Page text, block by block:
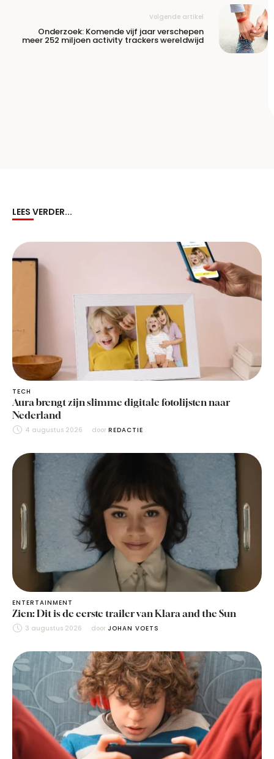
Volgende artikel
Onderzoek: Komende vijf jaar verschepen
meer 252 miljoen activity trackers wereldwijd
LEES VERDER...
TECH
Aura brengt zijn slimme digitale fotolijsten naar
Nederland
4 augustus 2026 door REDACTIE
ENTERTAINMENT
Zien: Dit is de eerste trailer van Klara and the Sun
3 augustus 2026 door JOHAN VOETS